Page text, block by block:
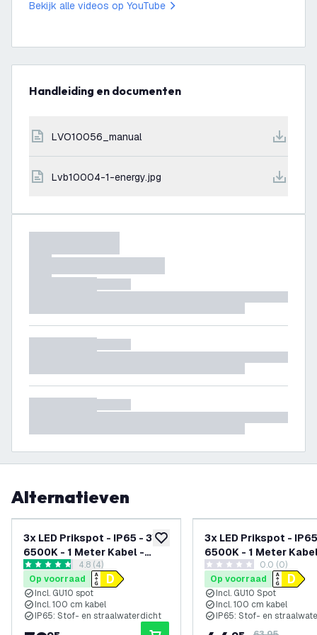
Bekijk alle videos op YouTube
Handleiding en documenten
LVO10056_manual
lvb10004-1-energy.jpg
Alternatieven
toevoegen aan verlanglijst
3x LED Prikspot - IP65 - 3W -
6500K - 1 Meter Kabel -
Aluminiumreviews drawer openen
4.8 score sterren4.8 (4)
Op voorraad
Incl. GU10 spot
Incl. 100 cm kabel
IP65: Stof- en straalwaterdicht
3x LED Prikspot -
6500K - 1 Meter
Antraciet
0 score sterren0.0 (0)
Op voorraad
Incl. GU10 Spot
Incl. 100 cm kabel
IP65: Stof- en